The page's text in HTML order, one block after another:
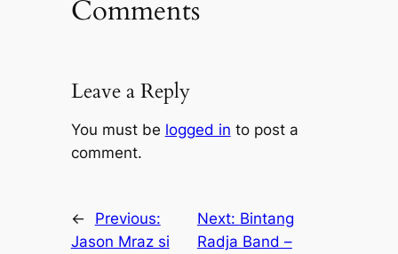
Comments
Leave a Reply
You must be logged in to post a
comment.
←
Previous:
Jason Mraz si
Next: Bintang
Radja Band –